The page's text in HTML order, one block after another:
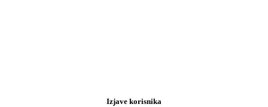
Izjave korisnika